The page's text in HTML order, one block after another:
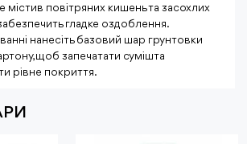
містив повітряних кишень та засохлих
гладке оздоблення.
нанесіть базовий шар грунтовки
щоб запечатати сумішта
рівне покриття.